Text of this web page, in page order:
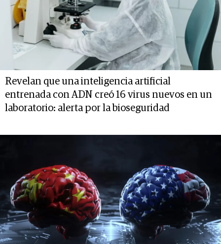
Revelan que una inteligencia artificial
entrenada con ADN creó 16 virus nuevos en un
laboratorio: alerta por la bioseguridad